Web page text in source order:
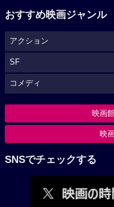
おすすめ映画ジャンル
アクション
SF
コメディ
映画
映
SNSでチェックする